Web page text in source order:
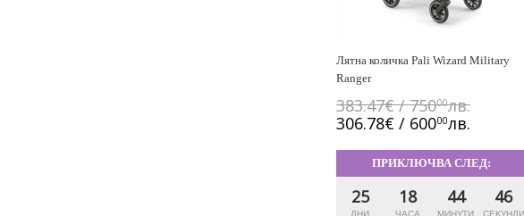
Лятна количка Pali Wizard Military
Ranger
383.47€ / 75000лв.
306.78€ / 60000лв.
ПРИКЛЮЧВА СЛЕД:
25 18 44 45